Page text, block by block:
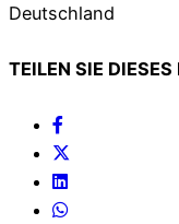
Deutschland
TEILEN SIE DIESES